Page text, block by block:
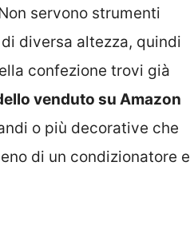
servono strumenti
diversa altezza, quindi
confezione trovi già
venduto su Amazon
o più decorative che
di un condizionatore e